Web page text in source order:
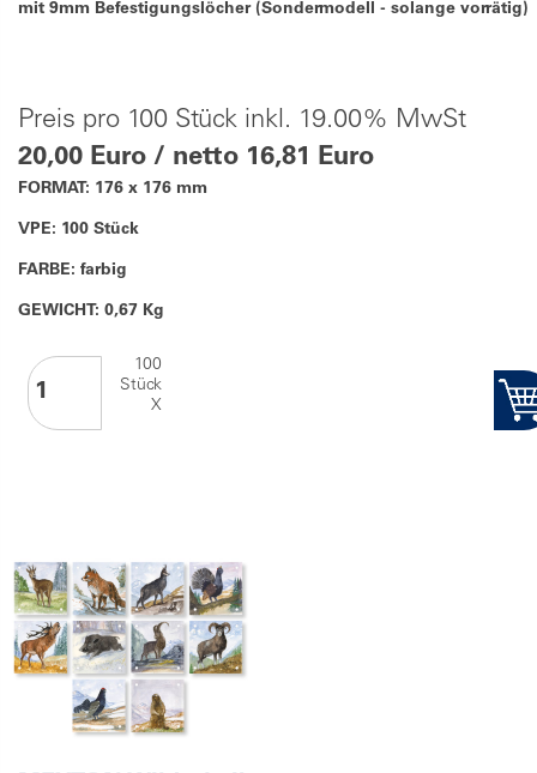
mit 9mm Befestigungslöcher (Sondermodell - solange vorrätig)
Preis pro 100 Stück inkl. 19.00% MwSt
20,00 Euro / netto 16,81 Euro
FORMAT: 176 x 176 mm
VPE: 100 Stück
FARBE: farbig
GEWICHT: 0,67 Kg
100
Stück
X